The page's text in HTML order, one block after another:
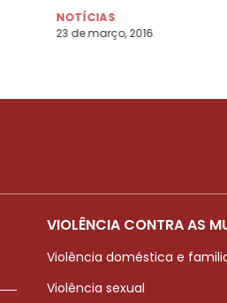
NOTÍCIAS
23 de março, 2016
VIOLÊNCIA CONTRA AS
Violência doméstica e
Violência sexual